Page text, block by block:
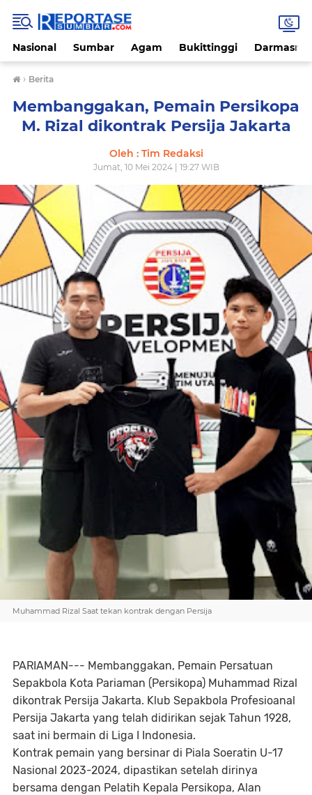
Nasional Sumbar Agam Bukittinggi
› Berita
Membanggakan, Pemain Persikopa
M. Rizal dikontrak Persija Jakarta
Oleh : Tim Redaksi
Jumat, 10 Mei 2024 | 19:27 WIB
Muhammad Rizal Saat tekan kontrak dengan Persija
PARIAMAN--- Membanggakan, Pemain Persatuan
Sepakbola Kota Pariaman (Persikopa) Muhammad Rizal
dikontrak Persija Jakarta. Klub Sepakbola Profesioanal
Persija Jakarta yang telah didirikan sejak Tahun 1928,
saat ini bermain di Liga I Indonesia.
Kontrak pemain yang bersinar di Piala Soeratin U-17
Nasional 2023-2024, dipastikan setelah dirinya
bersama dengan Pelatih Kepala Persikopa, Alan